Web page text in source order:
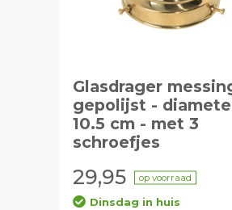
Glasdrager
gepolijst -
10.5 cm - met 3
schroefjes
29,95 op voorraad
Dinsdag in huis